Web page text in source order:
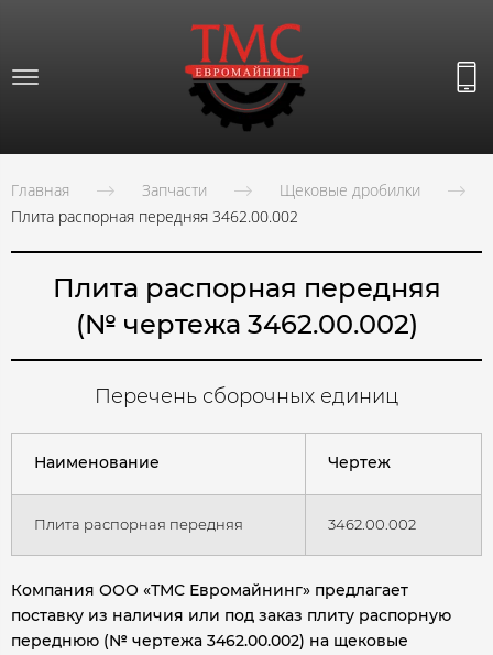
Главная Запчасти
Щековые дробилки
Плита распорная передняя 3462.00.002
Плита распорная передняя
(№ чертежа 3462.00.002)
Перечень сборочных единиц
Наименование Чертеж
Плита распорная передняя 3462.00.002
Компания ООО «ТМС Евромайнинг» предлагает
поставку из наличия или под заказ плиту распорную
переднюю (№ чертежа 3462.00.002) на щековые